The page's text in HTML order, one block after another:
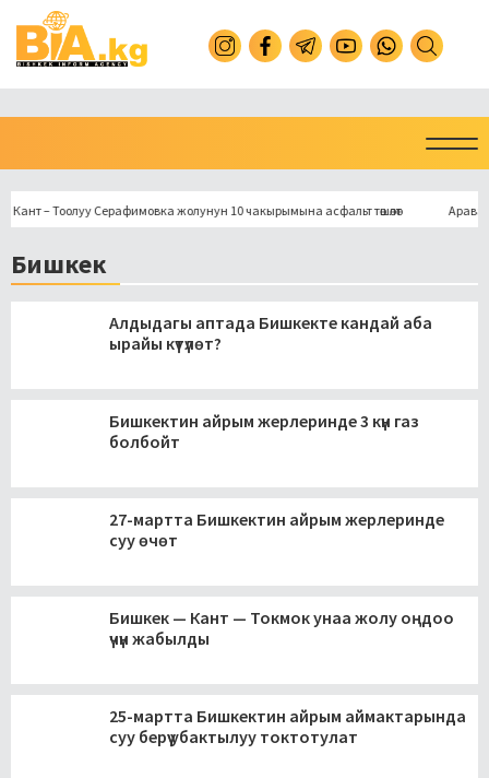
Тоолуу Серафимовка жолунун 10 чакырымына асфальт төшөлөт Араванда
Бишкек
Алдыдагы аптада Бишкекте кандай аба
ырайы күтүлөт?
Бишкектин айрым жерлеринде 3 күн газ
болбойт
27-мартта Бишкектин айрым жерлеринде
суу өчөт
Бишкек — Кант — Токмок унаа жолу оңдоо
үчүн жабылды
25-мартта Бишкектин айрым аймактарында
суу берүү убактылуу токтотулат